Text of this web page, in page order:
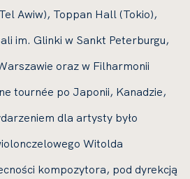
Awiw), Toppan Hall (Tokio),
im. Glinki w Sankt Peterburgu,
oraz w Filharmonii
tournée po Japonii, Kanadzie,
dla artysty było
Witolda
kompozytora, pod dyrekcją